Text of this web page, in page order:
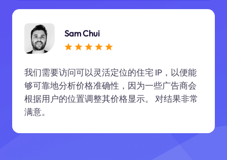
Sam Chui
我们需要访问可以灵活定位的住宅 IP，以便能
够可靠地分析价格准确性，因为一些广告商会
根据用户的位置调整其价格显示。 对结果非常
满意。